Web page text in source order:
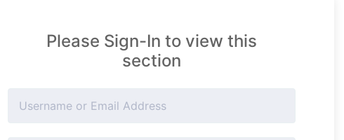
Please Sign-In to view this
section